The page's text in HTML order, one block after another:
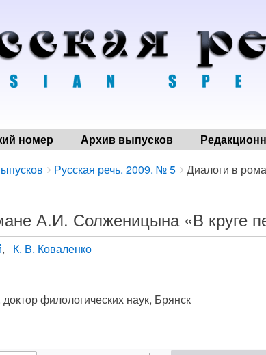
номер Архив выпусков
Русская речь. 2009. № 5 Диалоги в
А.И. Солженицына «В круге
К. В. Коваленко
филологических наук, Брянск